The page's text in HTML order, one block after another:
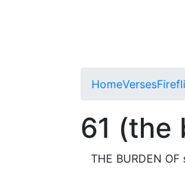
HomeVerses
61 (the
THE BURDEN